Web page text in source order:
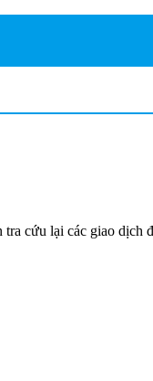
cứu lại các giao dịch